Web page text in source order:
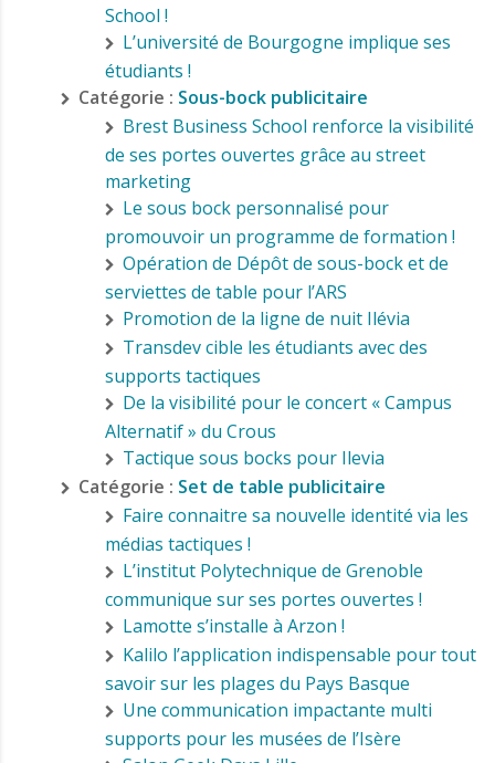
School !
L’université de Bourgogne implique ses
étudiants !
Catégorie : Sous-bock publicitaire
Brest Business School renforce la visibilité
de ses portes ouvertes grâce au street
marketing
Le sous bock personnalisé pour
promouvoir un programme de formation !
Opération de Dépôt de sous-bock et de
serviettes de table pour l’ARS
Promotion de la ligne de nuit Ilévia
Transdev cible les étudiants avec des
supports tactiques
De la visibilité pour le concert « Campus
Alternatif » du Crous
Tactique sous bocks pour Ilevia
Catégorie : Set de table publicitaire
Faire connaitre sa nouvelle identité via les
médias tactiques !
L’institut Polytechnique de Grenoble
communique sur ses portes ouvertes !
Lamotte s’installe à Arzon !
Kalilo l’application indispensable pour tout
savoir sur les plages du Pays Basque
Une communication impactante multi
supports pour les musées de l’Isère